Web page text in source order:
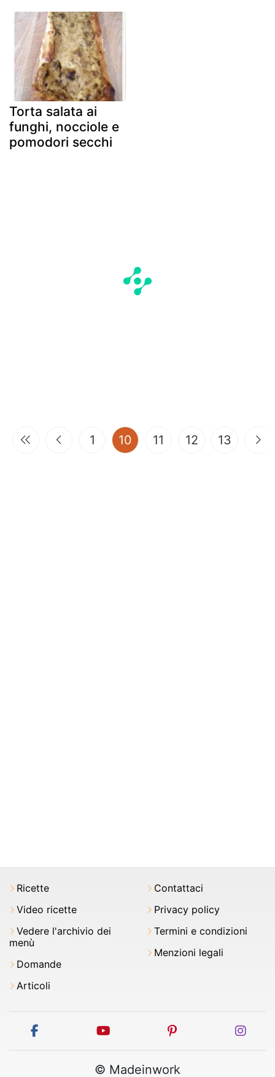
Torta salata ai
funghi, nocciole e
pomodori secchi
1 10 (current)
11 12 13
Ricette
Video ricette
Vedere l'archivio dei
menù
Domande
Articoli
Contattaci
Privacy policy
Termini e condizioni
Menzioni legali
facebook youtube pinterest
© Madeinwork